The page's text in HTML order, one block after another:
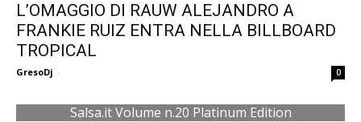
L’OMAGGIO DI RAUW ALEJANDRO A
FRANKIE RUIZ ENTRA NELLA BILLBOARD
TROPICAL
GresoDj - 0
Salsa.it Volume n.20 Platinum Edition